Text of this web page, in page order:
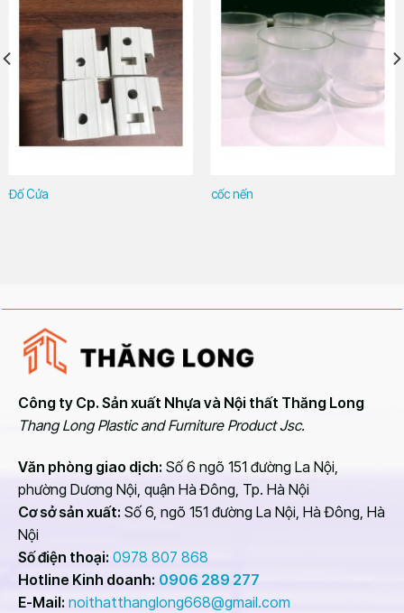
Đố Cửa cốc nến
Công ty Cp. Sản xuất Nhựa và Nội thất Thăng Long
Thang Long Plastic and Furniture Product Jsc.
Văn phòng giao dịch:Số 6 ngõ 151 đường La Nội,
phường Dương Nội, quận Hà Đông, Tp. Hà Nội
Cơ sở sản xuất: Số 6, ngõ 151 đường La Nội, Hà Đông, Hà
Nội
Số điện thoại: 0978 807 868
Hotline Kinh doanh: 0906 289 277
E-Mail: noithatthanglong668@gmail.com